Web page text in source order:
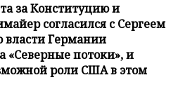
за Конституцию и
согласился с Сергеем
власти Германии
«Северные потоки», и
роли США в этом